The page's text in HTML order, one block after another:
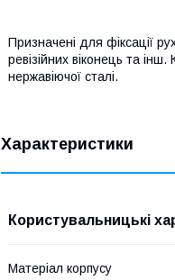
Призначені для фіксації
ревізійних віконець та
нержавіючої сталі.
Характеристики
Користувальницькі
Матеріал корпусу